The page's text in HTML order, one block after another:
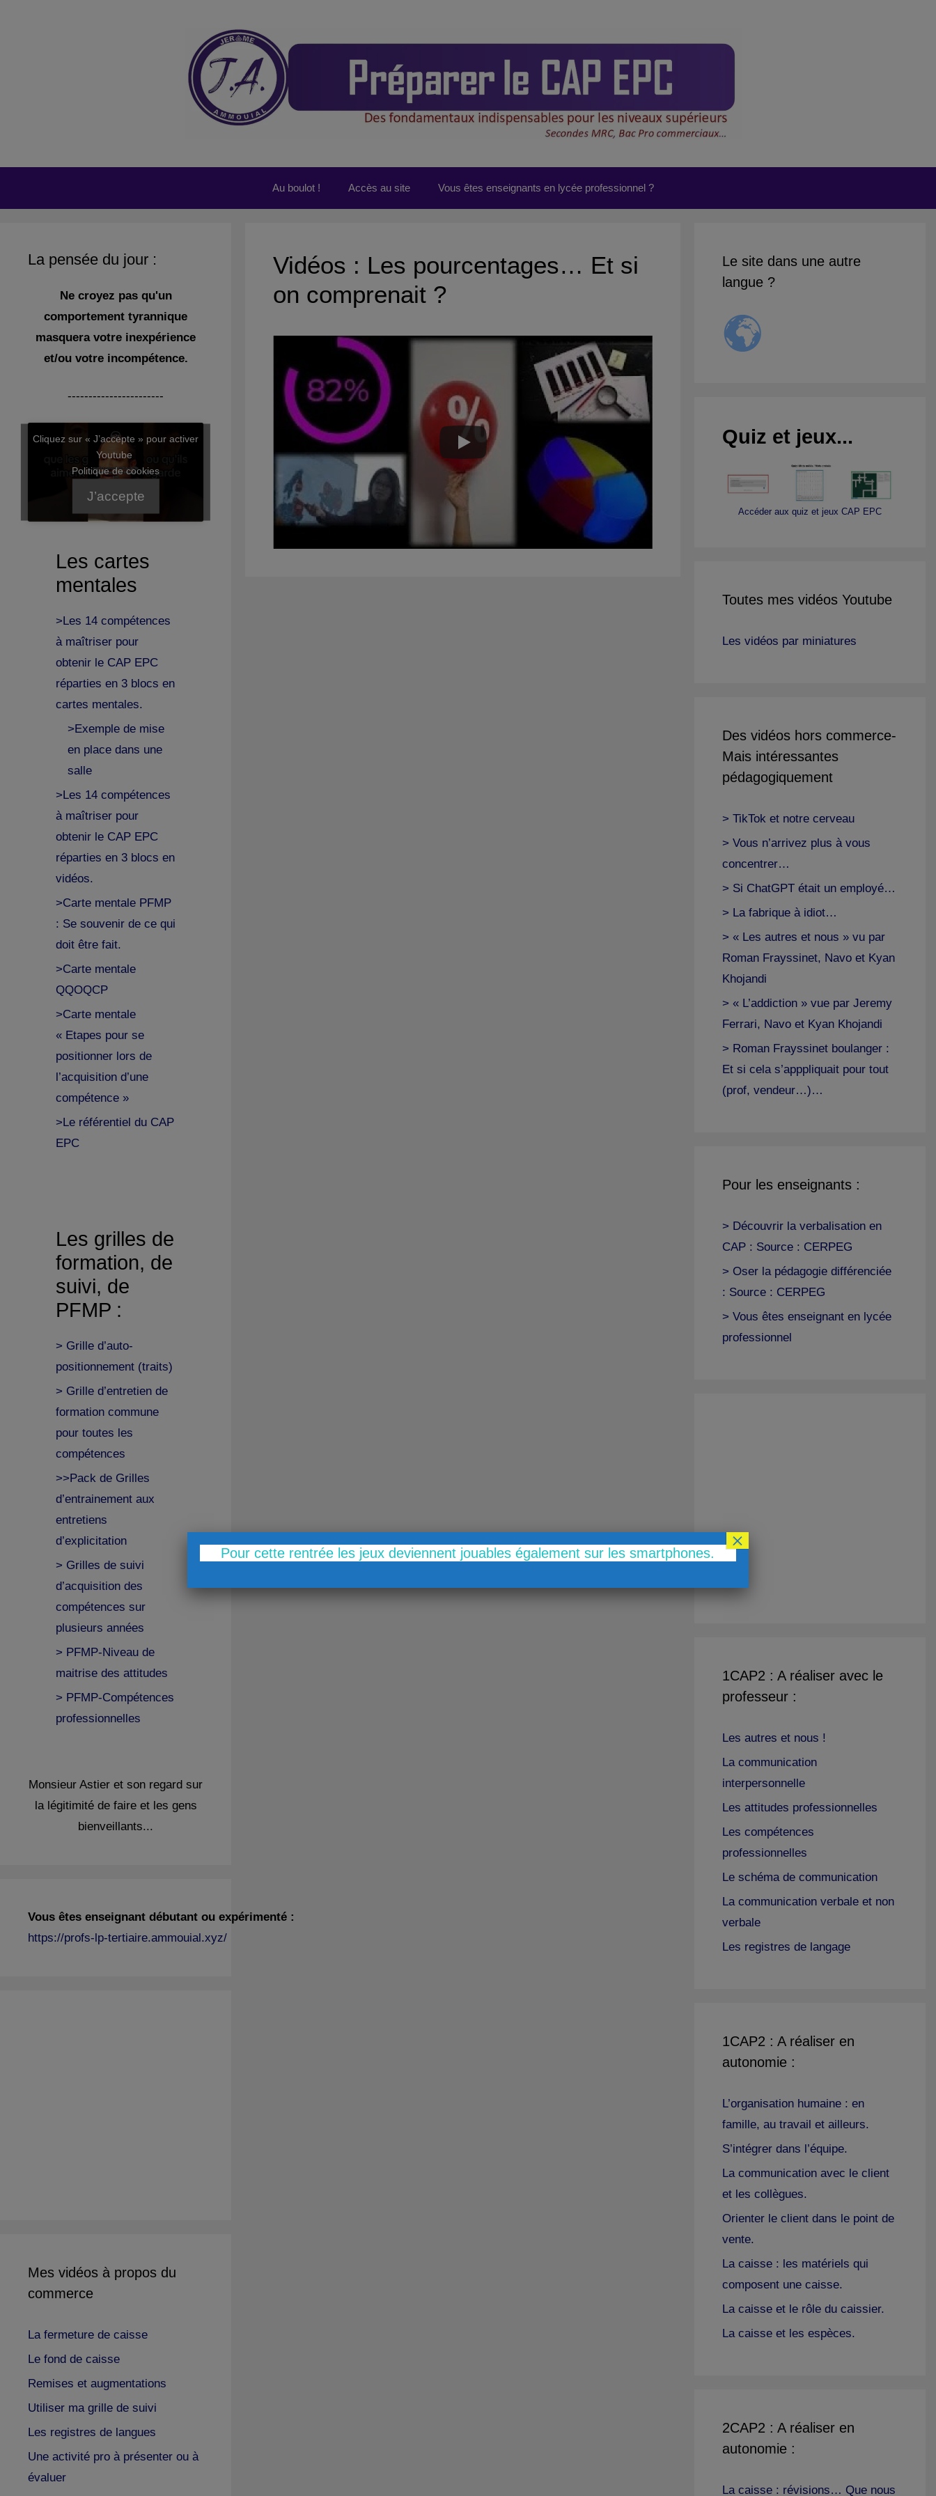
Au boulot ! Accès au site Vous êtes enseignants en lycée professionnel ?
Vidéos : Les pourcentages… Et si
on comprenait ?
La pensée du jour :
Ne croyez pas qu'un
comportement tyrannique
masquera votre inexpérience
et/ou votre incompétence.
-----------------------
Cliquez sur « J’accepte » pour activer
Youtube
Politique de cookies
J’accepte
Les cartes
mentales
>Les 14 compétences
à maîtriser pour
obtenir le CAP EPC
réparties en 3 blocs en
cartes mentales.
>Exemple de mise
en place dans une
salle
>Les 14 compétences
à maîtriser pour
obtenir le CAP EPC
réparties en 3 blocs en
vidéos.
>Carte mentale PFMP
: Se souvenir de ce qui
doit être fait.
>Carte mentale
QQOQCP
>Carte mentale
« Etapes pour se
positionner lors de
l’acquisition d’une
compétence »
>Le référentiel du CAP
EPC
Les grilles de
formation, de
suivi, de
PFMP :
> Grille d’auto-
positionnement (traits)
> Grille d’entretien de
formation commune
pour toutes les
compétences
>>Pack de Grilles
d’entrainement aux
entretiens
d’explicitation
> Grilles de suivi
d’acquisition des
compétences sur
plusieurs années
> PFMP-Niveau de
maitrise des attitudes
> PFMP-Compétences
professionnelles
Monsieur Astier et son regard sur
la légitimité de faire et les gens
bienveillants...
Vous êtes enseignant débutant ou expérimenté :
https://profs-lp-tertiaire.ammouial.xyz/
Mes vidéos à propos du
commerce
La fermeture de caisse
Le fond de caisse
Remises et augmentations
Utiliser ma grille de suivi
Les registres de langues
Une activité pro à présenter ou à
évaluer
Le site dans une autre
langue ?
Quiz et jeux...
Accéder aux quiz et jeux CAP EPC
Toutes mes vidéos Youtube
Les vidéos par miniatures
Des vidéos hors commerce-
Mais intéressantes
pédagogiquement
> TikTok et notre cerveau
> Vous n’arrivez plus à vous
concentrer…
> Si ChatGPT était un employé…
> La fabrique à idiot…
> « Les autres et nous » vu par
Roman Frayssinet, Navo et Kyan
Khojandi
> « L’addiction » vue par Jeremy
Ferrari, Navo et Kyan Khojandi
> Roman Frayssinet boulanger :
Et si cela s’apppliquait pour tout
(prof, vendeur…)…
Pour les enseignants :
> Découvrir la verbalisation en
CAP : Source : CERPEG
> Oser la pédagogie différenciée
: Source : CERPEG
> Vous êtes enseignant en lycée
professionnel
1CAP2 : A réaliser avec le
professeur :
Les autres et nous !
La communication
interpersonnelle
Les attitudes professionnelles
Les compétences
professionnelles
Le schéma de communication
La communication verbale et non
verbale
Les registres de langage
1CAP2 : A réaliser en
autonomie :
L’organisation humaine : en
famille, au travail et ailleurs.
S’intégrer dans l’équipe.
La communication avec le client
et les collègues.
Orienter le client dans le point de
vente.
La caisse : les matériels qui
composent une caisse.
La caisse et le rôle du caissier.
La caisse et les espèces.
2CAP2 : A réaliser en
autonomie :
La caisse : révisions… Que nous
Pour cette rentrée les jeux deviennent jouables également sur les smartphones. ×